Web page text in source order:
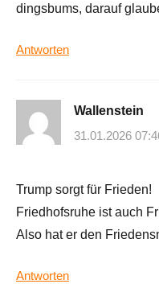
dingsbums, darauf
Antworten
Wallenstein
31.01.2026
Trump sorgt für Frieden!
Friedhofsruhe ist auch
Also hat er den
Antworten